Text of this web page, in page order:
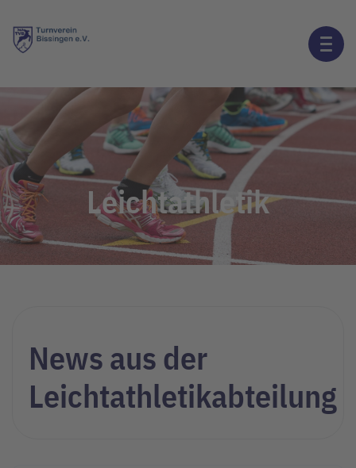
Leichtathletik
News aus der
Leichtathletikabteilung